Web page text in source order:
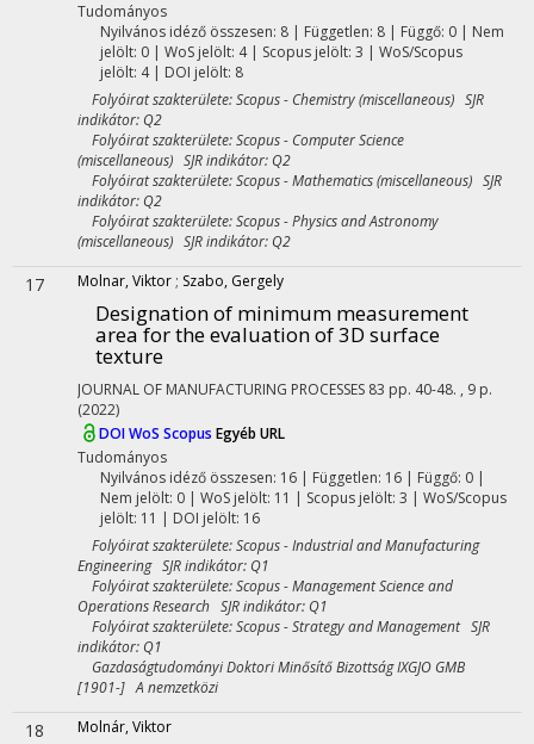
Tudományos
Nyilvános idéző összesen: 8| Független: 8 | Függő: 0 | Nem
jelölt: 0 | WoS jelölt: 4 | Scopus jelölt: 3 | WoS/Scopus
jelölt: 4 | DOI jelölt: 8
Folyóirat szakterülete: Scopus - Chemistry (miscellaneous) SJR
indikátor: Q2
Folyóirat szakterülete: Scopus - Computer Science
(miscellaneous) SJR indikátor: Q2
Folyóirat szakterülete: Scopus - Mathematics (miscellaneous) SJR
indikátor: Q2
Folyóirat szakterülete: Scopus - Physics and Astronomy
(miscellaneous) SJR indikátor: Q2
17 Molnar, Viktor ; Szabo, Gergely
Designation of minimum measurement
area for the evaluation of 3D surface
texture
JOURNAL OF MANUFACTURING PROCESSES 83 pp. 40-48. , 9 p.
(2022)
DOIWoS Scopus Egyéb URL
Tudományos
Nyilvános idéző összesen: 16| Független: 16 | Függő: 0 |
Nem jelölt: 0 | WoS jelölt: 11 | Scopus jelölt: 3 | WoS/Scopus
jelölt: 11 | DOI jelölt: 16
Folyóirat szakterülete: Scopus - Industrial and Manufacturing
Engineering SJR indikátor: Q1
Folyóirat szakterülete: Scopus - Management Science and
Operations Research SJR indikátor: Q1
Folyóirat szakterülete: Scopus - Strategy and Management SJR
indikátor: Q1
Gazdaságtudományi Doktori Minősítő Bizottság IXGJO GMB
[1901-] A nemzetközi
18 Molnár, Viktor